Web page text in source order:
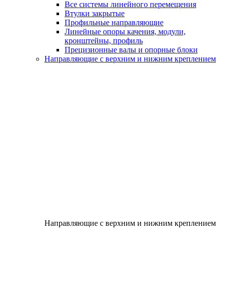
Все системы линейного перемещения
Втулки закрытые
Профильные направляющие
Линейные опоры качения, модули,
кронштейны, профиль
Прецизионные валы и опорные блоки
Направляющие с верхним и нижним креплением
Направляющие с верхним и нижним креплением